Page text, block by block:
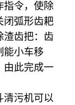
指令，使除
闭弧形齿耙
渣齿把：齿
能小车移
由此完成一
清污机可以